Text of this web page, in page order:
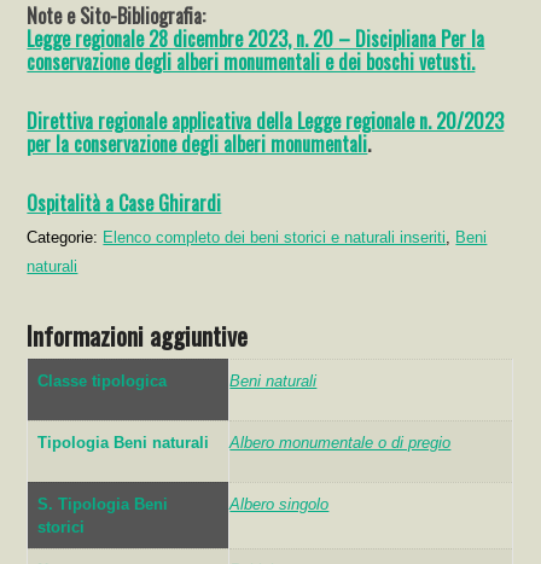
Note e Sito-Bibliografia:
Legge regionale 28 dicembre 2023, n. 20 – Discipliana Per la
conservazione degli alberi monumentali e dei boschi vetusti.
Direttiva regionale applicativa della Legge regionale n. 20/2023
per la conservazione degli alberi monumentali.
Ospitalità a Case Ghirardi
Categorie: Elenco completo dei beni storici e naturali inseriti, Beni
naturali
Informazioni aggiuntive
Classe tipologica Beni naturali
Tipologia Beni naturali Albero monumentale o di pregio
S. Tipologia Beni
storici
Albero singolo